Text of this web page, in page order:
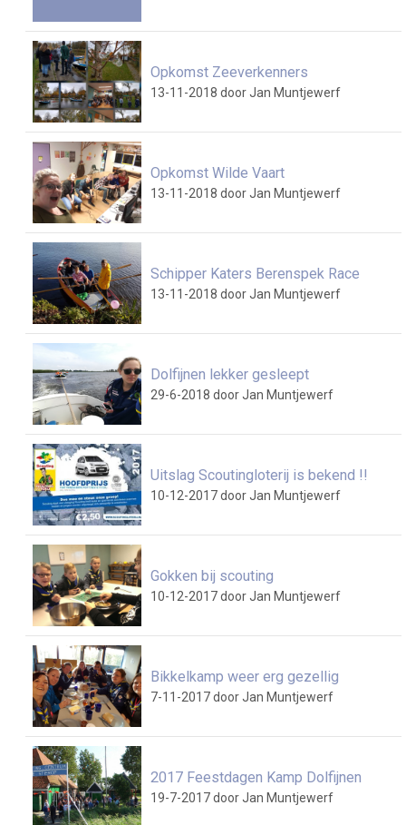
Opkomst Zeeverkenners
13-11-2018 door Jan Muntjewerf
Opkomst Wilde Vaart
13-11-2018 door Jan Muntjewerf
Schipper Katers Berenspek Race
13-11-2018 door Jan Muntjewerf
Dolfijnen lekker gesleept
29-6-2018 door Jan Muntjewerf
Uitslag Scoutingloterij is bekend !!
10-12-2017door Jan Muntjewerf
Gokken bij scouting
10-12-2017door Jan Muntjewerf
Bikkelkamp weer erg gezellig
7-11-2017door Jan Muntjewerf
2017 Feestdagen Kamp Dolfijnen
19-7-2017door Jan Muntjewerf